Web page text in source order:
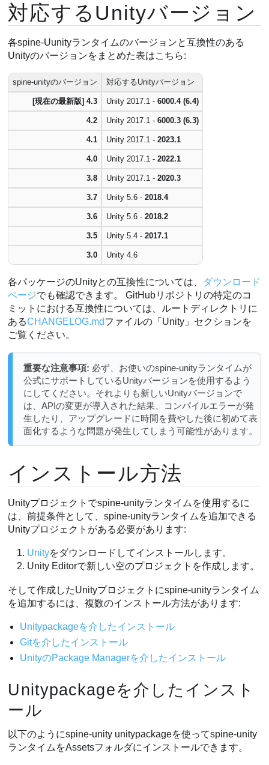
対応するUnityバージョン
各spine-Uunityランタイムのバージョンと互換性のある
Unityのバージョンをまとめた表はこちら:
spine-unityのバージョン 対応するUnityバージョン
[現在の最新版] 4.3 Unity 2017.1 - 6000.4 (6.4)
4.2 Unity 2017.1 - 6000.3 (6.3)
4.1 Unity 2017.1 - 2023.1
4.0 Unity 2017.1 - 2022.1
3.8 Unity 2017.1 - 2020.3
3.7 Unity 5.6 - 2018.4
3.6 Unity 5.6 - 2018.2
3.5 Unity 5.4 - 2017.1
3.0 Unity 4.6
各パッケージのUnityとの互換性については、 ダウンロード
ページでも確認できます。 GitHubリポジトリの特定のコ
ミットにおける互換性については、ルートディレクトリに
あるCHANGELOG.mdファイルの「Unity」セクションを
ご覧ください。
重要な注意事項: 必ず、お使いのspine-unityランタイムが
公式にサポートしているUnityバージョンを使用するよう
にしてください。それよりも新しいUnityバージョンで
は、APIの変更が導入された結果、コンパイルエラーが発
生したり、アップグレードに時間を費やした後に初めて表
面化するような問題が発生してしまう可能性があります。
インストール方法
Unityプロジェクトでspine-unityランタイムを使用するに
は、前提条件として、spine-unityランタイムを追加できる
Unityプロジェクトがある必要があります:
Unityをダウンロードしてインストールします。
Unity Editorで新しい空のプロジェクトを作成します。
そして作成したUnityプロジェクトにspine-unityランタイム
を追加するには、複数のインストール方法があります:
Unitypackageを介したインストール
Gitを介したインストール
UnityのPackage Managerを介したインストール
Unitypackageを介したインスト
ール
以下のようにspine-unity unitypackageを使ってspine-unity
ランタイムをAssetsフォルダにインストールできます。